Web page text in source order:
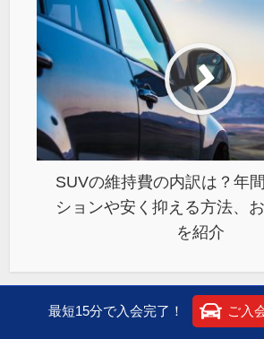
SUVの維持費の内訳は？年
ションや安く抑える方法、
を紹介
あわせて読みたい
最短15分で入会完了！ ご入